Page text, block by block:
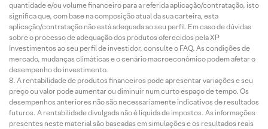
quantidade e/ou volume financeiro para a referida aplicação/contratação, isto
significa que, com base na composição atual da sua carteira, esta
aplicação/contratação não está adequada ao seu perfil. Em caso de dúvidas
sobre o processo de adequação dos produtos oferecidos pela XP
Investimentos ao seu perfil de investidor, consulte o FAQ. As condições de
mercado, mudanças climáticas e o cenário macroeconômico podem afetar o
desempenho do investimento.
A rentabilidade de produtos financeiros pode apresentar variações e seu
preço ou valor pode aumentar ou diminuir num curto espaço de tempo. Os
desempenhos anteriores não são necessariamente indicativos de resultados
futuros. A rentabilidade divulgada não é líquida de impostos. As informações
presentes neste material são baseadas em simulações e os resultados reais